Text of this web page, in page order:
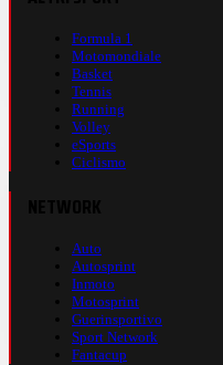
Formula 1
Motomondiale
Basket
Tennis
Running
Volley
eSports
Ciclismo
Auto
Autosprint
Inmoto
Motosprint
Guerinsportivo
Sport Network
Fantacup